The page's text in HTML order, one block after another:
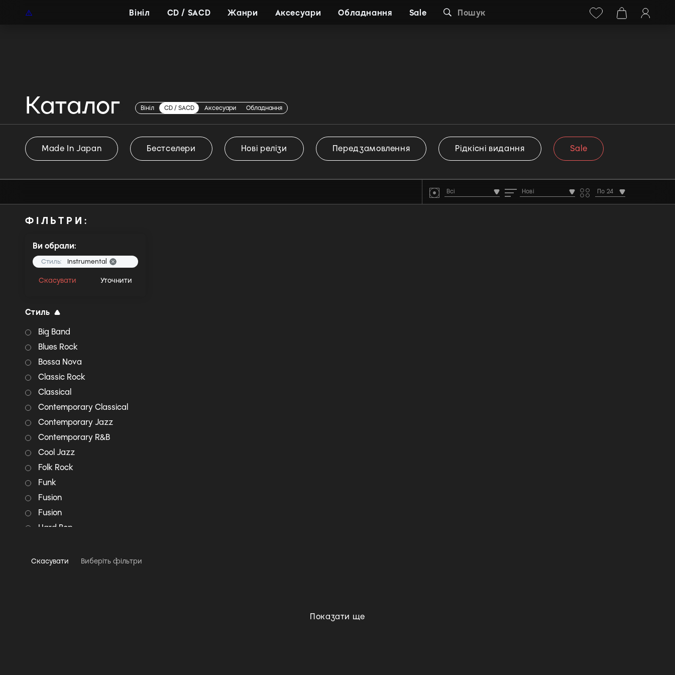
+38 (068) 778-40-38
Вініл CD / SACD Жанри Аксесуари Обладнання Sale Пошук
Каталог Вініл CD / SACD Аксесуари Обладнання
Instrumental
Made In Japan Бестселери Нові релізи Передзамовлення Рідкісні видання Sale
Всі Нові По 24
ФІЛЬТРИ:
Ви обрали:
Стиль: Instrumental
Скасувати Уточнити
Стиль
Big Band
Blues Rock
Bossa Nova
Classic Rock
Classical
Contemporary Classical
Contemporary Jazz
Contemporary R&B
Cool Jazz
Folk Rock
Funk
Fusion
Fusion
Hard Bop
Jazz
Скасувати Виберіть фільтри
Показати ще